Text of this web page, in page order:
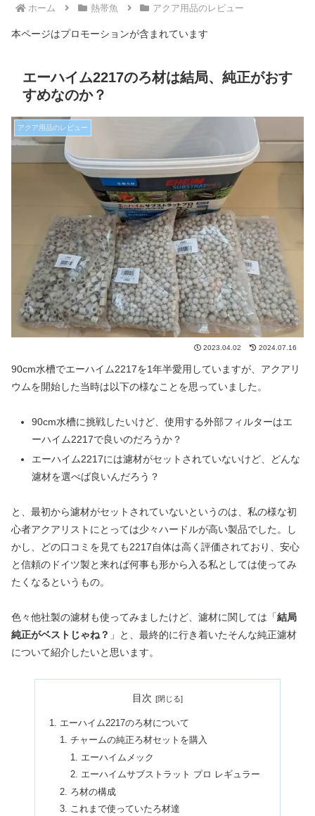
ホーム 熱帯魚 アクア用品のレビュー
本ページはプロモーションが含まれています
エーハイム2217のろ材は結局、純正がおす
すめなのか？
アクア用品のレビュー
2023.04.02 2024.07.16
90cm水槽でエーハイム2217を1年半愛用していますが、アクアリ
ウムを開始した当時は以下の様なことを思っていました。
90cm水槽に挑戦したいけど、使用する外部フィルターはエ
ーハイム2217で良いのだろうか？
エーハイム2217には濾材がセットされていないけど、どんな
濾材を選べば良いんだろう？
と、最初から濾材がセットされていないというのは、私の様な初
心者アクアリストにとっては少々ハードルが高い製品でした。し
かし、どの口コミを見ても2217自体は高く評価されており、安心
と信頼のドイツ製と来れば何事も形から入る私としては使ってみ
たくなるというもの。
色々他社製の濾材も使ってみましたけど、濾材に関しては「結局
純正がベストじゃね？ 」と、最終的に行き着いたそんな純正濾材
について紹介したいと思います。
目次
エーハイム2217のろ材について
チャームの純正ろ材セットを購入
エーハイムメック
エーハイムサブストラット プロ レギュラー
ろ材の構成
これまで使っていたろ材達